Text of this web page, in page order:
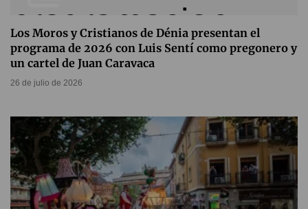
Los Moros y Cristianos de Dénia presentan el
programa de 2026 con Luis Sentí como pregonero y
un cartel de Juan Caravaca
26 de julio de 2026